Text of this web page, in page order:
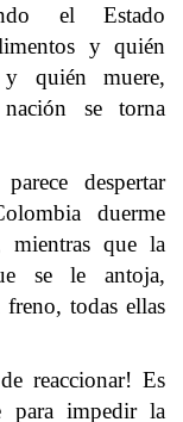
el Estado
y quién
quién muere,
se torna
despertar
duerme
mientras que la
se le antoja,
todas ellas
reaccionar! Es
para impedir la